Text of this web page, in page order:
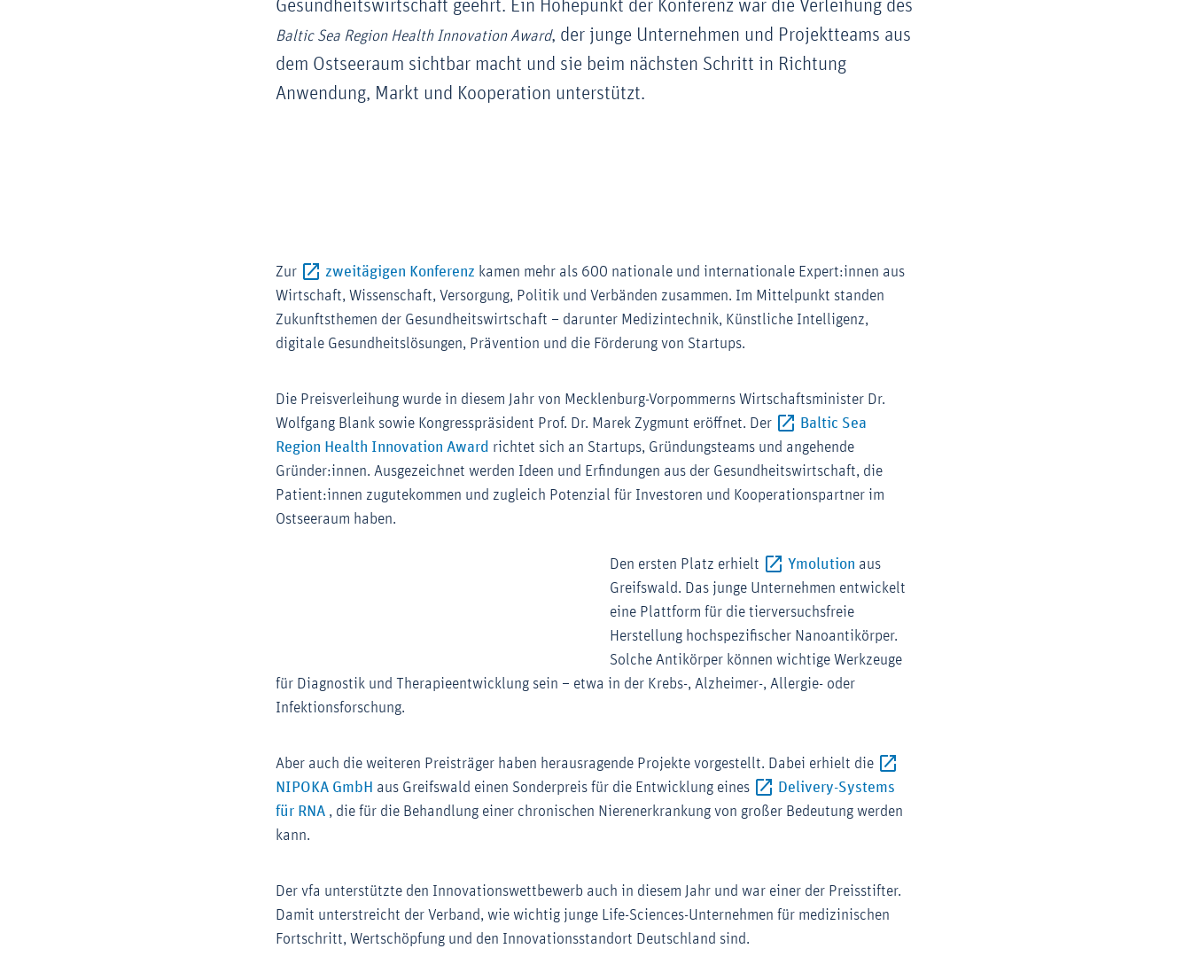
Gesundheitswirtschaft geehrt. Ein Höhepunkt der Konferenz war die Verleihung des
Baltic Sea Region Health Innovation Award, der junge Unternehmen und Projektteams aus
dem Ostseeraum sichtbar macht und sie beim nächsten Schritt in Richtung
Anwendung, Markt und Kooperation unterstützt.
Zur zweitägigen Konferenz Externer-Link (Öffnet im neuen Fenster)
kamen mehr als 600 nationale und internationale Expert:innen aus
Wirtschaft, Wissenschaft, Versorgung, Politik und Verbänden zusammen. Im Mittelpunkt standen
Zukunftsthemen der Gesundheitswirtschaft – darunter Medizintechnik, Künstliche Intelligenz,
digitale Gesundheitslösungen, Prävention und die Förderung von Startups.
Die Preisverleihung wurde in diesem Jahr von Mecklenburg-Vorpommerns Wirtschaftsminister Dr.
Wolfgang Blank sowie Kongresspräsident Prof. Dr. Marek Zygmunt eröffnet. Der
Baltic Sea
Region Health Innovation Award Externer-Link (Öffnet im neuen Fenster)
richtet sich an Startups, Gründungsteams und angehende
Gründer:innen. Ausgezeichnet werden Ideen und Erfindungen aus der Gesundheitswirtschaft, die
Patient:innen zugutekommen und zugleich Potenzial für Investoren und Kooperationspartner im
Ostseeraum haben.
Den ersten Platz erhielt Ymolution Externer-Link (Öffnet im neuen Fenster)
aus
Greifswald. Das junge Unternehmen entwickelt
eine Plattform für die tierversuchsfreie
Herstellung hochspezifischer Nanoantikörper.
Solche Antikörper können wichtige Werkzeuge
für Diagnostik und Therapieentwicklung sein – etwa in der Krebs-, Alzheimer-, Allergie- oder
Infektionsforschung.
Aber auch die weiteren Preisträger haben herausragende Projekte vorgestellt. Dabei erhielt die
NIPOKA GmbH Externer-Link (Öffnet im neuen Fenster)
aus Greifswald einen Sonderpreis für die Entwicklung eines
Delivery-Systems
für RNA Externer-Link (Öffnet im neuen Fenster)
, die für die Behandlung einer chronischen Nierenerkrankung von großer Bedeutung werden
kann.
Der vfa unterstützte den Innovationswettbewerb auch in diesem Jahr und war einer der Preisstifter.
Damit unterstreicht der Verband, wie wichtig junge Life-Sciences-Unternehmen für medizinischen
Fortschritt, Wertschöpfung und den Innovationsstandort Deutschland sind.